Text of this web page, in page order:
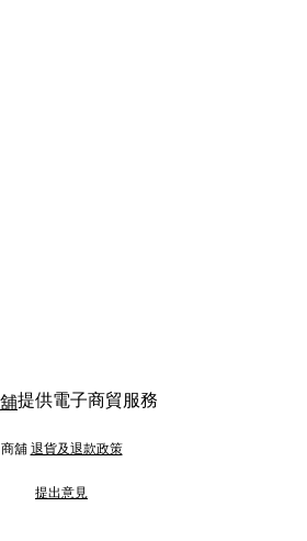
提供電子商貿服務
商舖 退貨及退款政策
提出意見